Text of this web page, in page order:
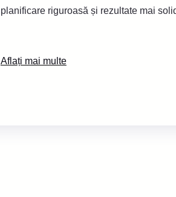
planificare riguroasă și rezultate mai
Aflați mai multe